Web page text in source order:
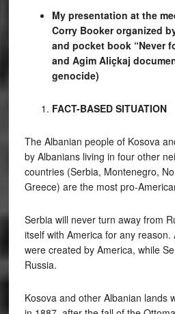
My presentation at the
Corry Booker organized
and pocket book “Never
and Agim Aliçkaj
genocide)
FACT-BASED SITUATION
The Albanian people of Kosova
by Albanians living in four other
countries (Serbia, Montenegro,
Greece) are the most pro-
Serbia will never turn away from
itself with America for any reason.
were created by America, while
Russia.
Kosova and other Albanian lands